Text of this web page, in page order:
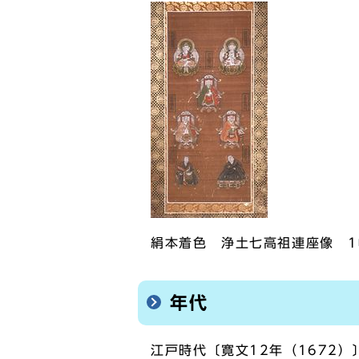
絹本着色 浄土七高祖連座像 1
年代
江戸時代〔寛文12年（1672）